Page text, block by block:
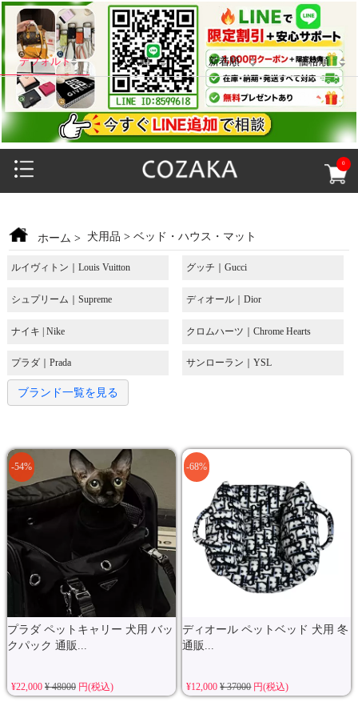
0
デフォルト 人気順 新着順 価格順
ホーム > 犬用品 >ベッド・ハウス・マット
ルイヴィトン｜Louis Vuitton グッチ｜Gucci
シュプリーム｜Supreme ディオール｜Dior
ナイキ | Nike クロムハーツ｜Chrome Hearts
プラダ｜Prada サンローラン｜YSL
ブランド一覧を見る
プラダ ペットキャリー 犬用 バッ
クパック 通販...
-54%
¥22,000 ¥ 48000円(税込)
ディオール ペットベッド 犬用 冬
通販...
-68%
¥12,000¥ 37000円(税込)